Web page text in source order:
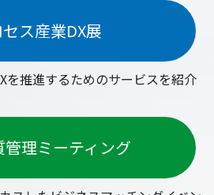
ス産業DX展
を推進するためのサービスを紹介
理ミーティング